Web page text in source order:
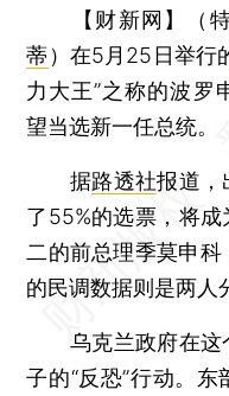
【财新网】（
蒂） 在5月25日举行
力大王”之称的波罗
望当选新一任总统。
据路透社报道，
了55%的选票，将
二的前总理季莫申
的民调数据则是两人
乌克兰政府在这
子的“反恐”行动。